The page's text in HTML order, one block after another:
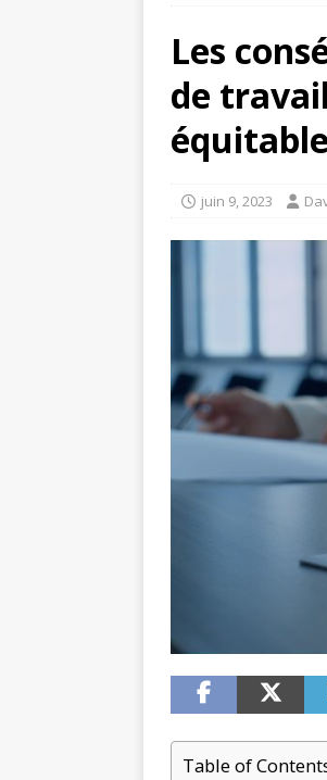
Les
de
équitable
juin 9, 2023
Table of